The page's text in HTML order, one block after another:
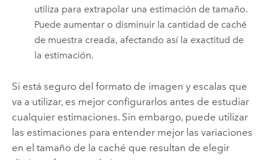
utiliza para extrapolar una estimación de tamaño.
Puede aumentar o disminuir la cantidad de caché
de muestra creada, afectando así la exactitud de
la estimación.
Si está seguro del formato de imagen y escalas que
va a utilizar, es mejor configurarlos antes de estudiar
cualquier estimaciones. Sin embargo, puede utilizar
las estimaciones para entender mejor las variaciones
en el tamaño de la caché que resultan de elegir